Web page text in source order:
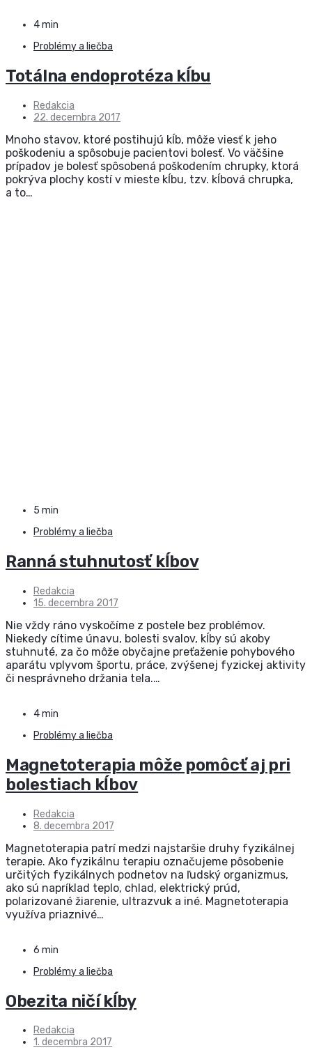
4 min
Problémy a liečba
Totálna endoprotéza kĺbu
Redakcia
22. decembra 2017
Mnoho stavov, ktoré postihujú kĺb, môže viesť k jeho
poškodeniu a spôsobuje pacientovi bolesť. Vo väčšine
prípadov je bolesť spôsobená poškodením chrupky, ktorá
pokrýva plochy kostí v mieste kĺbu, tzv. kĺbová chrupka,
a to…
5 min
Problémy a liečba
Ranná stuhnutosť kĺbov
Redakcia
15. decembra 2017
Nie vždy ráno vyskočíme z postele bez problémov.
Niekedy cítime únavu, bolesti svalov, kĺby sú akoby
stuhnuté, za čo môže obyčajne preťaženie pohybového
aparátu vplyvom športu, práce, zvýšenej fyzickej aktivity
či nesprávneho držania tela.…
4 min
Problémy a liečba
Magnetoterapia môže pomôcť aj pri
bolestiach kĺbov
Redakcia
8. decembra 2017
Magnetoterapia patrí medzi najstaršie druhy fyzikálnej
terapie. Ako fyzikálnu terapiu označujeme pôsobenie
určitých fyzikálnych podnetov na ľudský organizmus,
ako sú napríklad teplo, chlad, elektrický prúd,
polarizované žiarenie, ultrazvuk a iné. Magnetoterapia
využíva priaznivé…
6 min
Problémy a liečba
Obezita ničí kĺby
Redakcia
1. decembra 2017